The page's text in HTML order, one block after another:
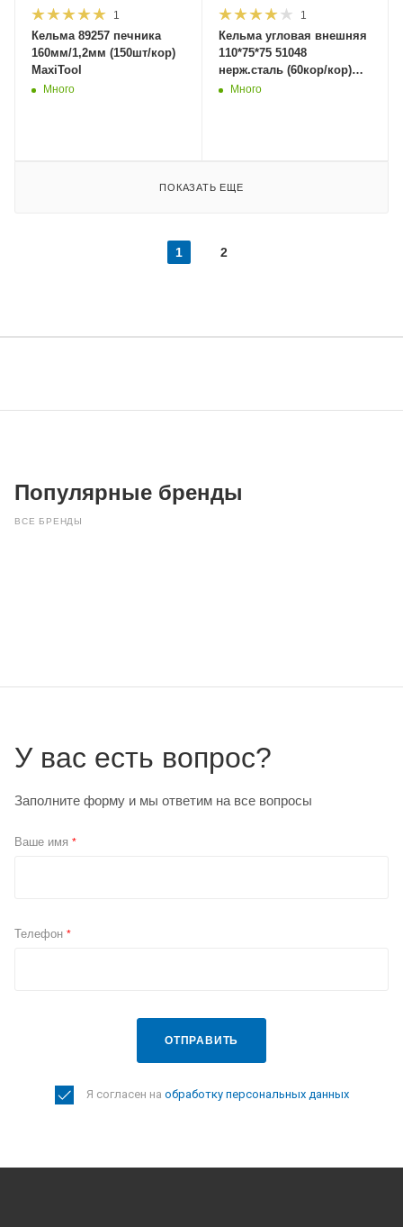
1
Кельма 89257 печника
160мм/1,2мм (150шт/кор)
MaxiTool
Много
1
Кельма угловая внешняя
110*75*75 51048
нерж.сталь (60кор/кор)
MaxiTool
Много
ПОКАЗАТЬ ЕЩЕ
1 2
Популярные бренды
ВСЕ БРЕНДЫ
У вас есть вопрос?
Заполните форму и мы ответим на все вопросы
Ваше имя *
Телефон *
ОТПРАВИТЬ
Я согласен на обработку персональных данных